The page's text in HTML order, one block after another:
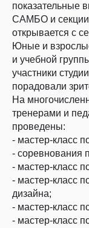
показательные
САМБО и секции
открывается с
Юные и
и учебной
участники
порадовали
На
тренерами и
проведены:
- мастер-класс
- соревнования
- мастер-класс
- мастер-класс
дизайна;
- мастер-класс
- мастер-класс